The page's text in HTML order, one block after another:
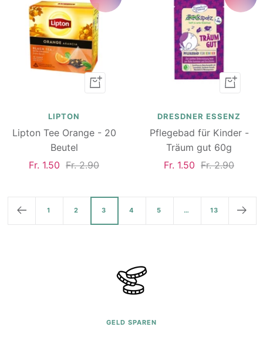
In
LIPTON
Lipton Tee Orange - 20
Beutel
Angebotspreis
Fr. 1.50 Regulärer
Fr. 2.90
In
DRESDNER ESSENZ
Pflegebad für Kinder -
Träum gut 60g
Angebotspreis
Fr. 1.50 Regulärer
Fr. 2.90
1 2 3 4 5 … 13
GELD SPAREN